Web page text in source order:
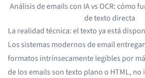
Análisis de emails con IA vs OCR: cómo
de texto directa
La realidad técnica: el texto ya está
Los sistemas modernos de email
formatos intrínsecamente legibles por
de los emails son texto plano o HTML, no